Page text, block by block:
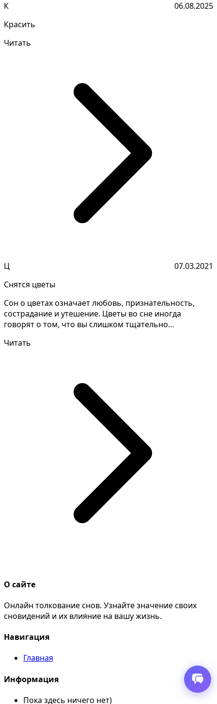
К
06.08.2025
Красить
Читать
Ц
07.03.2021
Снятся цветы
Сон о цветах означает любовь, признательность,
сострадание и утешение. Цветы во сне иногда
говорят о том, что вы слишком тщательно
Читать
О сайте
Онлайн толкование снов. Узнайте значение своих
сновидений и их влияние на вашу жизнь.
Навигация
Главная
Информация
Пока здесь ничего нет)